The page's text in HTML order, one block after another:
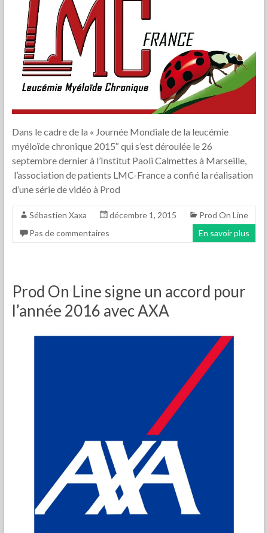
Dans le cadre de la « Journée Mondiale de la leucémie
myéloïde chronique 2015″ qui s’est déroulée le 26
septembre dernier à l’Institut Paoli Calmettes à Marseille,
l’association de patients LMC-France a confié la réalisation
d’une série de vidéo à Prod
Sébastien Xaxa décembre 1, 2015
Prod On Line
Pas de commentaires
En savoir plus
Prod On Line signe un accord pour
l’année 2016 avec AXA